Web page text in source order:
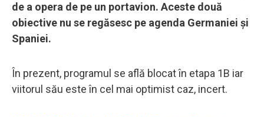
de a opera de pe un portavion. Aceste două
obiective nu se regăsesc pe agenda Germaniei și
Spaniei.
În prezent, programul se află blocat în etapa 1B iar
viitorul său este în cel mai optimist caz, incert.